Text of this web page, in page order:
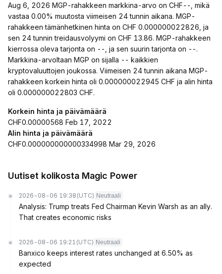
Aug 6, 2026 MGP-rahakkeen markkina-arvo on CHF--, mikä
vastaa 0.00% muutosta viimeisen 24 tunnin aikana. MGP-
rahakkeen tämänhetkinen hinta on CHF 0.000000022826, ja
sen 24 tunnin treidausvolyymi on CHF 13.86. MGP-rahakkeen
kierrossa oleva tarjonta on --, ja sen suurin tarjonta on --.
Markkina-arvoltaan MGP on sijalla -- kaikkien
kryptovaluuttojen joukossa. Viimeisen 24 tunnin aikana MGP-
rahakkeen korkein hinta oli 0.000000022945 CHF ja alin hinta
oli 0.000000022803 CHF.
Korkein hinta ja päivämäärä
CHF0.00000568 Feb 17, 2022
Alin hinta ja päivämäärä
CHF0.000000000000334998 Mar 29, 2026
Uutiset kolikosta Magic Power
2026-08-06 19:38 (UTC) Neutraali
Analysis: Trump treats Fed Chairman Kevin Warsh as an ally.
That creates economic risks
2026-08-06 19:21 (UTC) Neutraali
Banxico keeps interest rates unchanged at 6.50% as
expected